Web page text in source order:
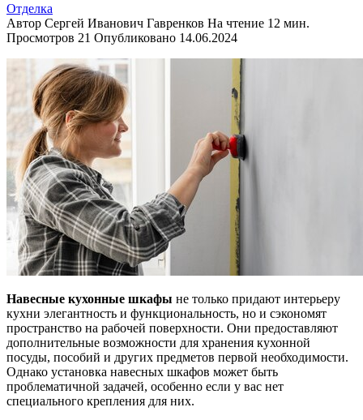
Отделка
Автор Сергей Иванович Гавренков На чтение 12 мин.
Просмотров 21 Опубликовано 14.06.2024
Навесные кухонные шкафы не только придают интерьеру
кухни элегантность и функциональность, но и сэкономят
пространство на рабочей поверхности. Они предоставляют
дополнительные возможности для хранения кухонной
посуды, пособий и других предметов первой необходимости.
Однако установка навесных шкафов может быть
проблематичной задачей, особенно если у вас нет
специального крепления для них.